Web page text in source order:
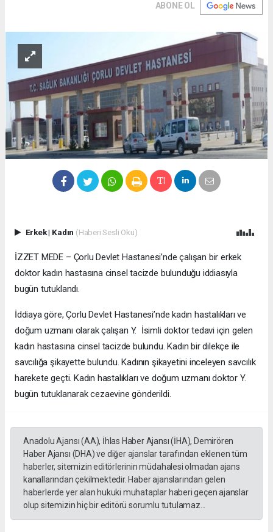
ABONE OL
Erkek| Kadın (Haberi Sesli Oku)
İZZET MEDE – Çorlu Devlet Hastanesi’nde çalışan bir erkek
doktor kadın hastasına cinsel tacizde bulunduğu iddiasıyla
bugün tutuklandı.
İddiaya göre, Çorlu Devlet Hastanesi’nde kadın hastalıkları ve
doğum uzmanı olarak çalışan Y. İsimli doktor tedavi için gelen
kadın hastasına cinsel tacizde bulundu. Kadın bir dilekçe ile
savcılığa şikayette bulundu. Kadının şikayetini inceleyen savcılık
harekete geçti. Kadın hastalıkları ve doğum uzmanı doktor Y.
bugün tutuklanarak cezaevine gönderildi.
Anadolu Ajansı (AA), İhlas Haber Ajansı (İHA), Demirören
Haber Ajansı (DHA) ve diğer ajanslar tarafından eklenen tüm
haberler, sitemizin editörlerinin müdahalesi olmadan ajans
kanallarından çekilmektedir. Haber ajanslarından gelen
haberlerde yer alan hukuki muhataplar haberi geçen ajanslar
olup sitemizin hiç bir editörü sorumlu tutulamaz...